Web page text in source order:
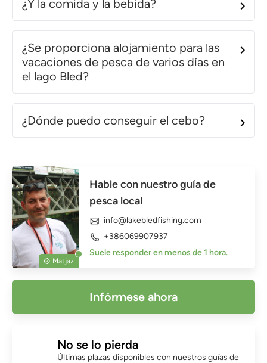
¿Y la comida y la bebida?
¿Se proporciona alojamiento para las
vacaciones de pesca de varios días en
el lago Bled?
¿Dónde puedo conseguir el cebo?
Matjaz
Hable con nuestro guía de
pesca local
info@lakebledfishing.com
+386069907937
Suele responder en menos de 1 hora.
Infórmese ahora
No se lo pierda
Últimas plazas disponibles con nuestros guías de